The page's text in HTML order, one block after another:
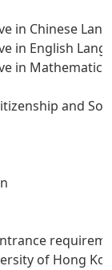
in Chinese
in English
in Mathematics
and
of Hong